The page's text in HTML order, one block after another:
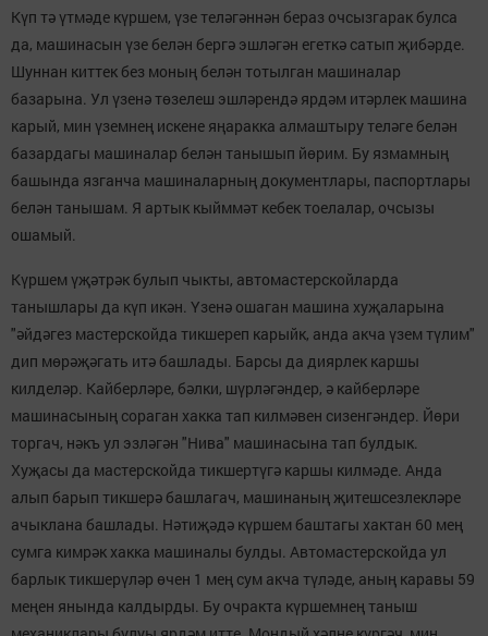
Күп тә үтмәде күршем, үзе теләгәннән бераз очсызгарак булса
да, машинасын үзе белән бергә эшләгән егеткә сатып җибәрде.
Шуннан киттек без моның белән тотылган машиналар
базарына. Ул үзенә төзелеш эшләрендә ярдәм итәрлек машина
карый, мин үземнең искене яңаракка алмаштыру теләге белән
базардагы машиналар белән танышып йөрим. Бу язмамның
башында язганча машиналарның документлары, паспортлары
белән танышам. Я артык кыйммәт кебек тоелалар, очсызы
ошамый.
Күршем үҗәтрәк булып чыкты, автомастерскойларда
танышлары да күп икән. Үзенә ошаган машина хуҗаларына
"әйдәгез мастерскойда тикшереп карыйк, анда акча үзем түлим"
дип мөрәҗәгать итә башлады. Барсы да диярлек каршы
килделәр. Кайберләре, бәлки, шүрләгәндер, ә кайберләре
машинасының сораган хакка тап килмәвен сизенгәндер. Йөри
торгач, нәкъ ул эзләгән "Нива" машинасына тап булдык.
Хуҗасы да мастерскойда тикшертүгә каршы килмәде. Анда
алып барып тикшерә башлагач, машинаның җитешсезлекләре
ачыклана башлады. Нәтиҗәдә күршем баштагы хактан 60 мең
сумга кимрәк хакка машиналы булды. Автомастерскойда ул
барлык тикшерүләр өчен 1 мең сум акча түләде, аның каравы 59
меңен янында калдырды. Бу очракта күршемнең таныш